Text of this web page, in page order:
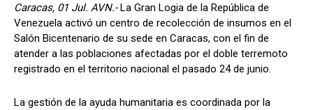
Caracas, 01 Jul. AVN.-La Gran Logia de la República de
Venezuela activó un centro de recolección de insumos en el
Salón Bicentenario de su sede en Caracas, con el fin de
atender a las poblaciones afectadas por el doble terremoto
registrado en el territorio nacional el pasado 24 de junio.
La gestión de la ayuda humanitaria es coordinada por la